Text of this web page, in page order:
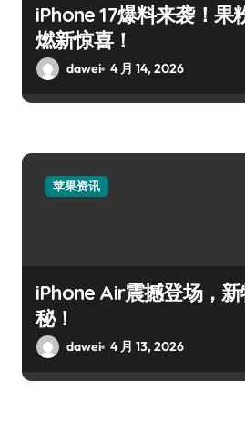
iPhone 17爆料来袭！果
燃新惊喜！
dawei 4 月 14, 2026
苹果资讯
iPhone Air震撼登场，
秘！
dawei 4 月 13, 2026